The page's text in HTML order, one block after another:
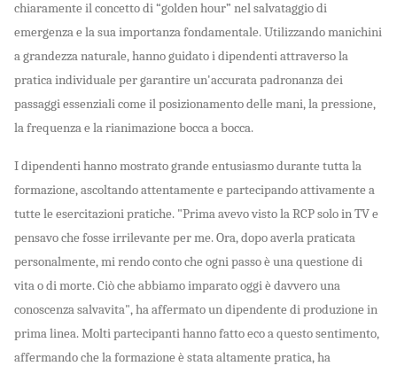
chiaramente il concetto di “golden hour” nel salvataggio di
emergenza e la sua importanza fondamentale. Utilizzando manichini
a grandezza naturale, hanno guidato i dipendenti attraverso la
pratica individuale per garantire un'accurata padronanza dei
passaggi essenziali come il posizionamento delle mani, la pressione,
la frequenza e la rianimazione bocca a bocca.
I dipendenti hanno mostrato grande entusiasmo durante tutta la
formazione, ascoltando attentamente e partecipando attivamente a
tutte le esercitazioni pratiche. "Prima avevo visto la RCP solo in TV e
pensavo che fosse irrilevante per me. Ora, dopo averla praticata
personalmente, mi rendo conto che ogni passo è una questione di
vita o di morte. Ciò che abbiamo imparato oggi è davvero una
conoscenza salvavita", ha affermato un dipendente di produzione in
prima linea. Molti partecipanti hanno fatto eco a questo sentimento,
affermando che la formazione è stata altamente pratica, ha